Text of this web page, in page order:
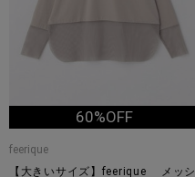
60%OFF
feerique
【大きいサイズ】feerique メッシ